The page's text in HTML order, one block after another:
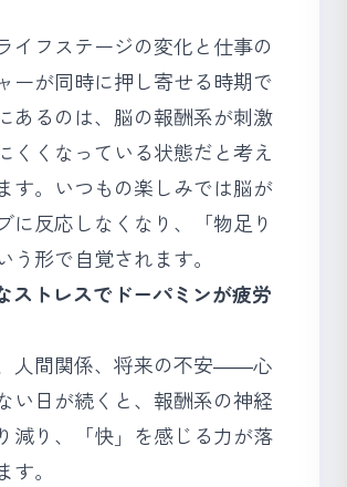
イフステージの変化と仕事の
ーが同時に押し寄せる時期で
あるのは、脳の報酬系が刺激
くくなっている状態だと考え
す。いつもの楽しみでは脳が
に反応しなくなり、「物足り
う形で自覚されます。
ストレスでドーパミンが疲労
人間関係、将来の不安――心
い日が続くと、報酬系の神経
減り、「快」を感じる力が落
す。